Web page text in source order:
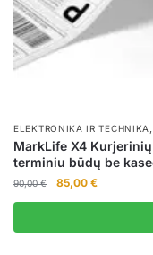
ELEKTRONIKA IR TECHNIKA ,
MarkLife X4
terminiu būdų be
90,00€
Original
price
90,00 €.
85,00 €Current
price
85,00 €.